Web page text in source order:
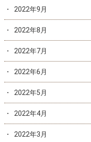
2022年9月
2022年8月
2022年7月
2022年6月
2022年5月
2022年4月
2022年3月